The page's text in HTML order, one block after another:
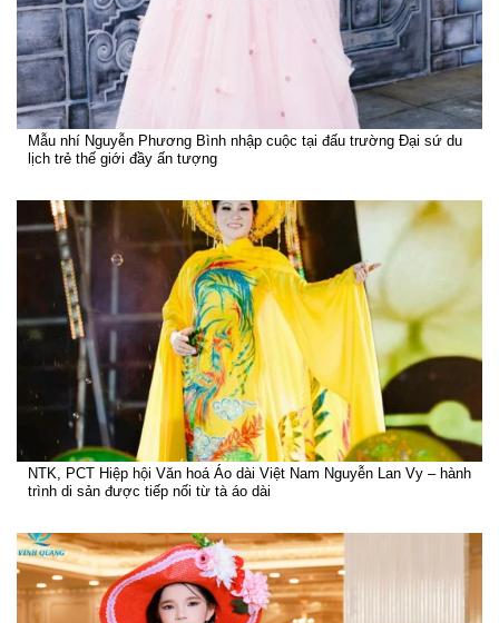
Mẫu nhí Nguyễn Phương Bình nhập cuộc tại đấu trường Đại sứ du
lịch trẻ thế giới đầy ấn tượng
NTK, PCT Hiệp hội Văn hoá Áo dài Việt Nam Nguyễn Lan Vy – hành
trình di sản được tiếp nối từ tà áo dài